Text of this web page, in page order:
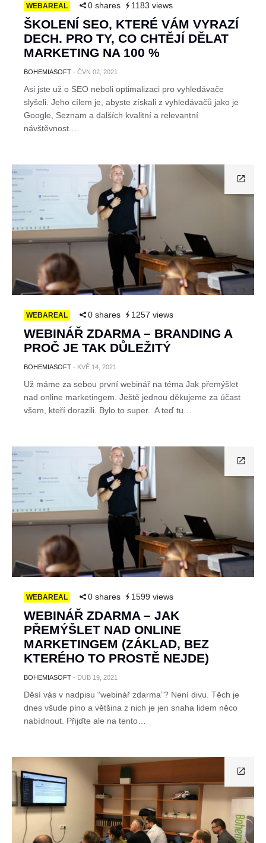
WEBAREAL 0 shares 1183 views
ŠKOLENÍ SEO, KTERÉ VÁM VYRAZÍ
DECH. PRO TY, CO CHTĚJÍ DĚLAT
MARKETING NA 100 %
BOHEMIASOFT - ČVN 02, 2021
Asi jste už o SEO neboli optimalizaci pro vyhledávače
slyšeli. Jeho cílem je, abyste získali z vyhledávačů jako je
Google, Seznam a dalších kvalitní a relevantní
návštěvnost.…
WEBAREAL 0 shares 1257 views
WEBINÁŘ ZDARMA – BRANDING A
PROČ JE TAK DŮLEŽITÝ
BOHEMIASOFT - KVĚ 14, 2021
Už máme za sebou první webinář na téma Jak přemýšlet
nad online marketingem. Ještě jednou děkujeme za účast
všem, kteří dorazili. Bylo to super. A teď tu…
WEBAREAL 0 shares 1599 views
WEBINÁŘ ZDARMA – JAK
PŘEMÝŠLET NAD ONLINE
MARKETINGEM (ZÁKLAD, BEZ
KTERÉHO TO PROSTĚ NEJDE)
BOHEMIASOFT - DUB 19, 2021
Děsí vás v nadpisu “webinář zdarma”? Není divu. Těch je
dnes všude plno a většina z nich je jen snaha lidem něco
nabídnout. Přijďte ale na tento…